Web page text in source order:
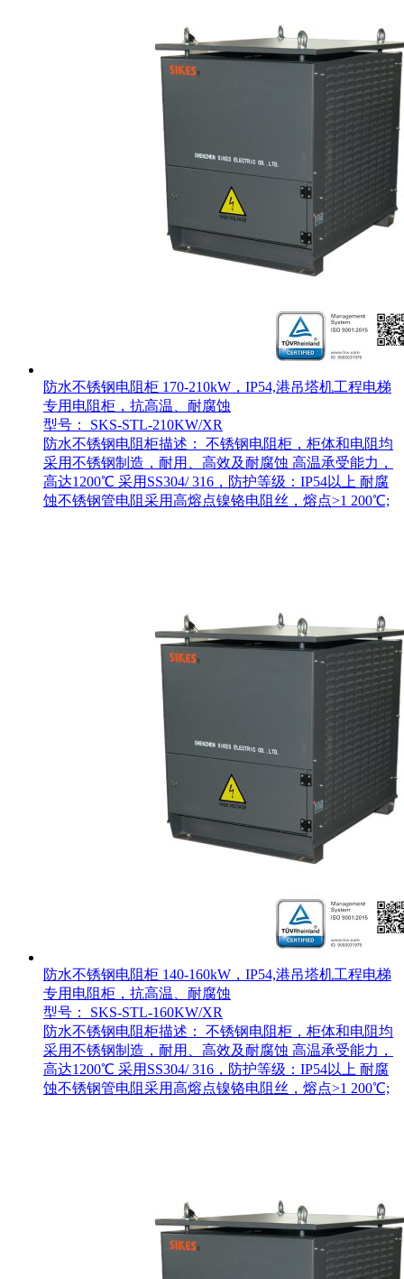
防水不锈钢电阻柜 170-210kW，IP54,港吊塔机工程电梯
专用电阻柜，抗高温、耐腐蚀
型号： SKS-STL-210KW/XR
防水不锈钢电阻柜描述： 不锈钢电阻柜，柜体和电阻均
采用不锈钢制造，耐用、高效及耐腐蚀 高温承受能力，
高达1200℃ 采用SS304/ 316，防护等级：IP54以上 耐腐
蚀不锈钢管电阻采用高熔点镍铬电阻丝，熔点>1 200℃;
防水不锈钢电阻柜 140-160kW，IP54,港吊塔机工程电梯
专用电阻柜，抗高温、耐腐蚀
型号： SKS-STL-160KW/XR
防水不锈钢电阻柜描述： 不锈钢电阻柜，柜体和电阻均
采用不锈钢制造，耐用、高效及耐腐蚀 高温承受能力，
高达1200℃ 采用SS304/ 316，防护等级：IP54以上 耐腐
蚀不锈钢管电阻采用高熔点镍铬电阻丝，熔点>1 200℃;